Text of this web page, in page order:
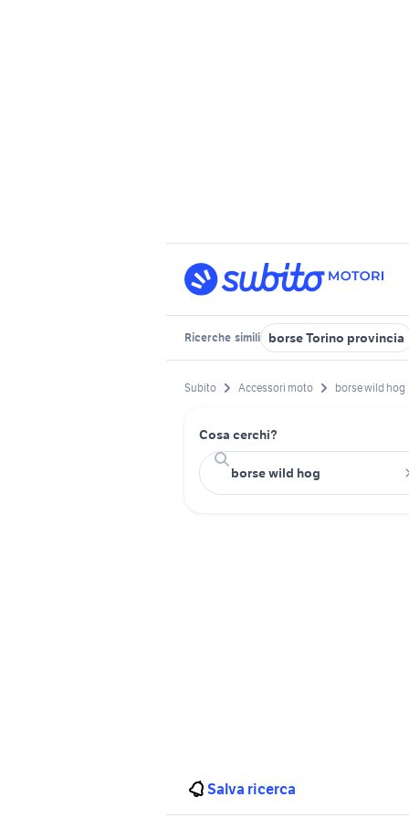
Ricerche simili borse Torino provincia
Subito Accessori moto borse wild hog
Cosa cerchi?
Salva ricerca